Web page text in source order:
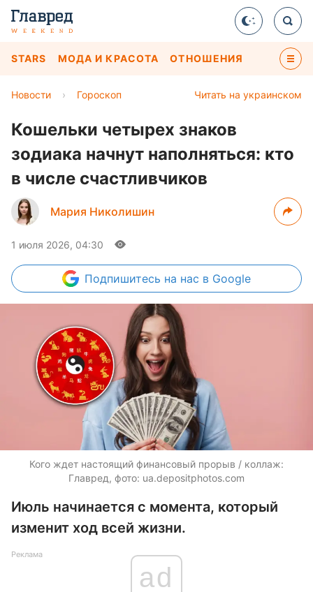
STARS МОДА И КРАСОТА ОТНОШЕНИЯ
Читать на украинском
Новости › Гороскоп
Кошельки четырех знаков
зодиака начнут наполняться: кто
в числе счастливчиков
Мария Николишин
1 июля 2026, 04:30
Подпишитесь на нас в Google
Кого ждет настоящий финансовый прорыв / коллаж:
Главред, фото: ua.depositphotos.com
Июль начинается с момента, который
изменит ход всей жизни.
Реклама
ad